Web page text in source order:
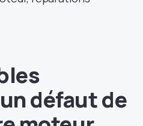
défaut de